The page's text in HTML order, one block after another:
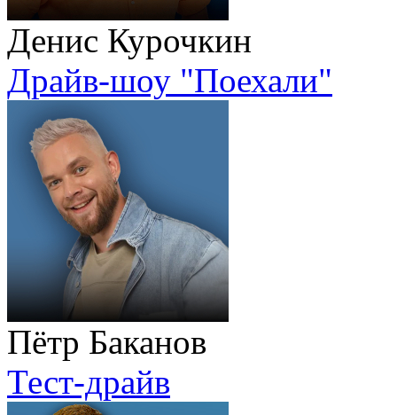
Денис Курочкин
Драйв-шоу "Поехали"
Пётр Баканов
Тест-драйв